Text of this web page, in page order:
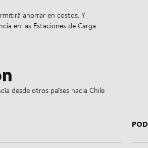
ahorrar en costos. Y
en las Estaciones de Carga
desde otros países hacia Chile
POD